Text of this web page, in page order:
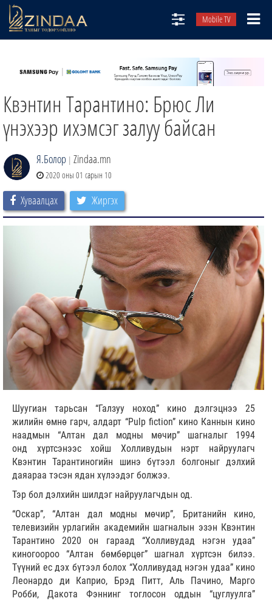
Mobile TV
ТВ8
ӨГЛӨӨНИЙ СОНИН
ЗИНДАА СЭТГҮҮЛ
Квэнтин Тарантино: Брюс Ли
үнэхээр ихэмсэг залуу байсан
Я.Болор | Zindaa.mn
2020 оны 01 сарын 10
Хуваалцах Жиргэх
Шуугиан тарьсан “Галзуу ноход” кино дэлгэцнээ 25
жилийн өмнө гарч, алдарт “Pulp fiction” кино Каннын кино
наадмын “Алтан дал модны мөчир” шагналыг 1994
онд хүртсэнээс хойш Холливудын нэрт найруулагч
Квэнтин Тарантиногийн шинэ бүтээл болгоныг дэлхий
даяараа тэсэн ядан хүлээдэг болжээ.
Тэр бол дэлхийн шилдэг найруулагчдын од.
“Оскар”, “Алтан дал модны мөчир”, Британийн кино,
телевизийн урлагийн академийн шагналын эзэн Квэнтин
Тарантино 2020 он гараад “Холливудад нэгэн удаа”
киногоороо “Алтан бөмбөрцөг” шагнал хүртсэн билээ.
Түүний ес дэх бүтээл болох “Холливудад нэгэн удаа” кино
Леонардо ди Каприо, Брэд Питт, Аль Пачино, Марго
Робби, Дакота Фэннинг тоглосон оддын “цуглуулга”